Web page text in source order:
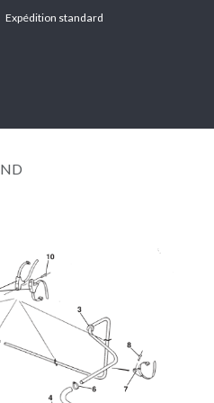
Expédition standard